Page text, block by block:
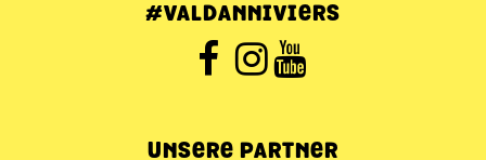
#VALDANNIVIERS
UNSERE PARTNER